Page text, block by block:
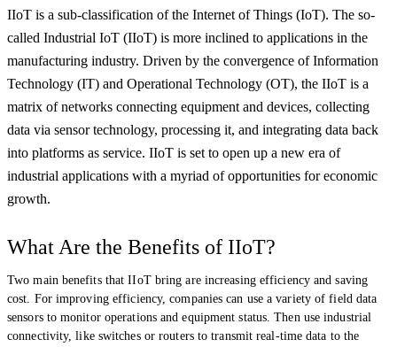
IIoT is a sub-classification of the Internet of Things (IoT). The so-
called Industrial IoT (IIoT) is more inclined to applications in the
manufacturing industry. Driven by the convergence of Information
Technology (IT) and Operational Technology (OT), the IIoT is a
matrix of networks connecting equipment and devices, collecting
data via sensor technology, processing it, and integrating data back
into platforms as service. IIoT is set to open up a new era of
industrial applications with a myriad of opportunities for economic
growth.
What Are the Benefits of IIoT?
Two main benefits that IIoT bring are increasing efficiency and saving
cost. For improving efficiency, companies can use a variety of field data
sensors to monitor operations and equipment status. Then use industrial
connectivity, like switches or routers to transmit real-time data to the